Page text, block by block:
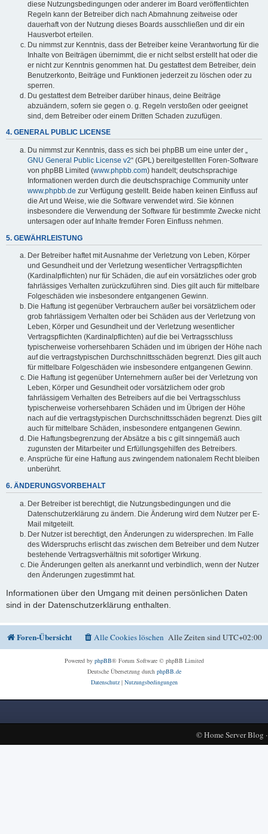
diese Nutzungsbedingungen oder anderer im Board veröffentlichten
Regeln kann der Betreiber dich nach Abmahnung zeitweise oder
dauerhaft von der Nutzung dieses Boards ausschließen und dir ein
Hausverbot erteilen.
Du nimmst zur Kenntnis, dass der Betreiber keine Verantwortung für die
Inhalte von Beiträgen übernimmt, die er nicht selbst erstellt hat oder die
er nicht zur Kenntnis genommen hat. Du gestattest dem Betreiber, dein
Benutzerkonto, Beiträge und Funktionen jederzeit zu löschen oder zu
sperren.
Du gestattest dem Betreiber darüber hinaus, deine Beiträge
abzuändern, sofern sie gegen o. g. Regeln verstoßen oder geeignet
sind, dem Betreiber oder einem Dritten Schaden zuzufügen.
4. GENERAL PUBLIC LICENSE
Du nimmst zur Kenntnis, dass es sich bei phpBB um eine unter der „
GNU General Public License v2“ (GPL) bereitgestellten Foren-Software
von phpBB Limited (www.phpbb.com) handelt; deutschsprachige
Informationen werden durch die deutschsprachige Community unter
www.phpbb.de zur Verfügung gestellt. Beide haben keinen Einfluss auf
die Art und Weise, wie die Software verwendet wird. Sie können
insbesondere die Verwendung der Software für bestimmte Zwecke nicht
untersagen oder auf Inhalte fremder Foren Einfluss nehmen.
5. GEWÄHRLEISTUNG
Der Betreiber haftet mit Ausnahme der Verletzung von Leben, Körper
und Gesundheit und der Verletzung wesentlicher Vertragspflichten
(Kardinalpflichten) nur für Schäden, die auf ein vorsätzliches oder grob
fahrlässiges Verhalten zurückzuführen sind. Dies gilt auch für mittelbare
Folgeschäden wie insbesondere entgangenen Gewinn.
Die Haftung ist gegenüber Verbrauchern außer bei vorsätzlichem oder
grob fahrlässigem Verhalten oder bei Schäden aus der Verletzung von
Leben, Körper und Gesundheit und der Verletzung wesentlicher
Vertragspflichten (Kardinalpflichten) auf die bei Vertragsschluss
typischerweise vorhersehbaren Schäden und im übrigen der Höhe nach
auf die vertragstypischen Durchschnittsschäden begrenzt. Dies gilt auch
für mittelbare Folgeschäden wie insbesondere entgangenen Gewinn.
Die Haftung ist gegenüber Unternehmern außer bei der Verletzung von
Leben, Körper und Gesundheit oder vorsätzlichem oder grob
fahrlässigem Verhalten des Betreibers auf die bei Vertragsschluss
typischerweise vorhersehbaren Schäden und im Übrigen der Höhe
nach auf die vertragstypischen Durchschnittsschäden begrenzt. Dies gilt
auch für mittelbare Schäden, insbesondere entgangenen Gewinn.
Die Haftungsbegrenzung der Absätze a bis c gilt sinngemäß auch
zugunsten der Mitarbeiter und Erfüllungsgehilfen des Betreibers.
Ansprüche für eine Haftung aus zwingendem nationalem Recht bleiben
unberührt.
6. ÄNDERUNGSVORBEHALT
Der Betreiber ist berechtigt, die Nutzungsbedingungen und die
Datenschutzerklärung zu ändern. Die Änderung wird dem Nutzer per E-
Mail mitgeteilt.
Der Nutzer ist berechtigt, den Änderungen zu widersprechen. Im Falle
des Widerspruchs erlischt das zwischen dem Betreiber und dem Nutzer
bestehende Vertragsverhältnis mit sofortiger Wirkung.
Die Änderungen gelten als anerkannt und verbindlich, wenn der Nutzer
den Änderungen zugestimmt hat.
Informationen über den Umgang mit deinen persönlichen Daten
sind in der Datenschutzerklärung enthalten.
Foren-Übersicht Alle Zeiten sindUTC+02:00
Alle Cookies löschen
Powered by phpBB® Forum Software © phpBB Limited
Deutsche Übersetzung durch phpBB.de
Datenschutz| Nutzungsbedingungen
©Home Server Blog